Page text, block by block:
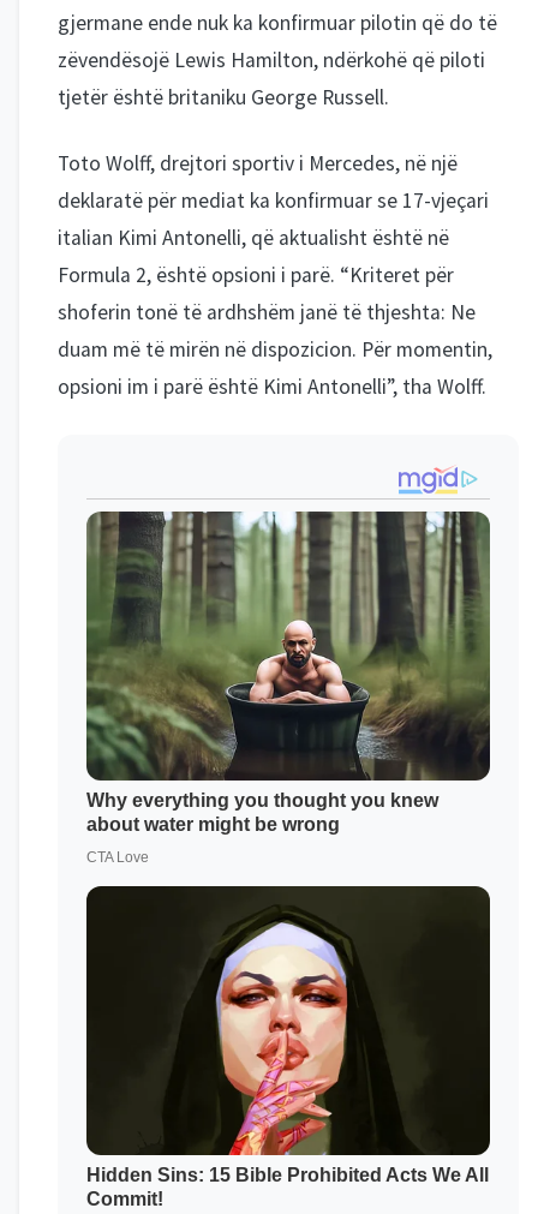
gjermane ende nuk ka konfirmuar pilotin që do të
zëvendësojë Lewis Hamilton, ndërkohë që piloti
tjetër është britaniku George Russell.
Toto Wolff, drejtori sportiv i Mercedes, në një
deklaratë për mediat ka konfirmuar se 17-vjeçari
italian Kimi Antonelli, që aktualisht është në
Formula 2, është opsioni i parë. “Kriteret për
shoferin tonë të ardhshëm janë të thjeshta: Ne
duam më të mirën në dispozicion. Për momentin,
opsioni im i parë është Kimi Antonelli”, tha Wolff.